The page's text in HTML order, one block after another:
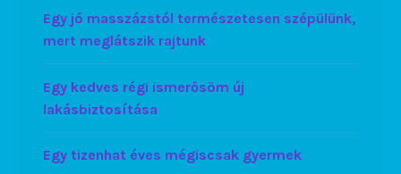
Egy jó masszázstól természetesen szépülünk,
mert meglátszik rajtunk
Egy kedves régi ismerősöm új
lakásbiztosítása
Egy tizenhat éves mégiscsak gyermek